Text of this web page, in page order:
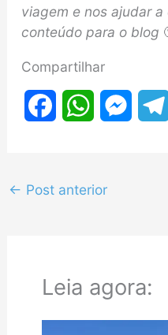
viagem e nos ajudar
conteúdo para o blog
Compartilhar
e
o
W
p
g
← Post anterior
Leia agora: